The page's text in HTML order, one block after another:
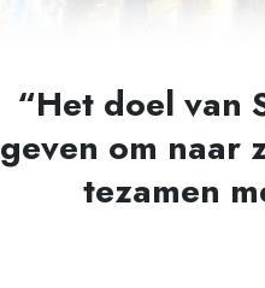
“Het doel van
geven om naar
tezamen